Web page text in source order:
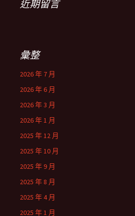
近期留言
彙整
2026 年 7 月
2026 年 6 月
2026 年 3 月
2026 年 1 月
2025 年 12 月
2025 年 10 月
2025 年 9 月
2025 年 8 月
2025 年 4 月
2025 年 1 月